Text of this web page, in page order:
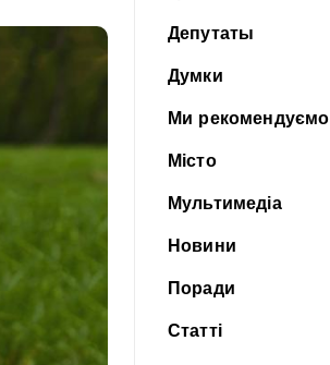
Депутаты
Думки
Ми рекомендуємо
Місто
Мультимедіа
Новини
Поради
Статті